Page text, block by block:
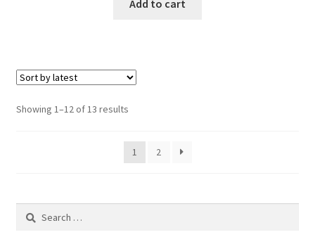
Add to cart
Showing 1–12 of 13 resultsSorted
latest
1
2
Search